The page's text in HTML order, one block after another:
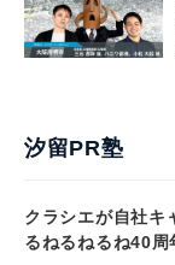
汐留PR塾
クラシエが自社
るねるねるね40